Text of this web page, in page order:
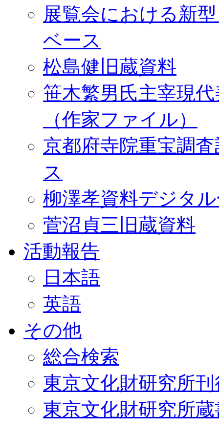
展覧会における新
ベース
松島健旧蔵資料
笹木繁男氏主宰現
（作家ファイル）
京都府寺院重宝調
ス
柳澤孝資料デジタ
菅沼貞三旧蔵資料
活動報告
日本語
英語
その他
総合検索
東京文化財研究所
東京文化財研究所